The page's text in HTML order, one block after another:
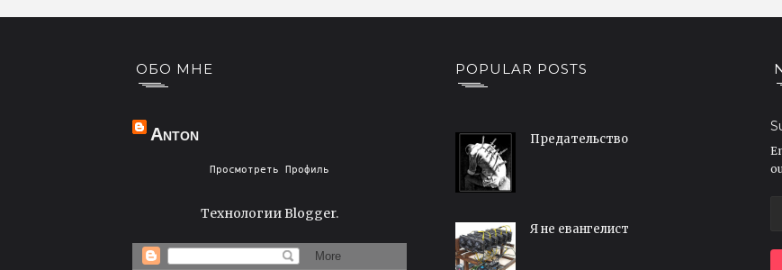
ОБО МНЕ
Anton
Просмотреть Профиль
ТехнологииBlogger.
POPULAR POSTS
Предательство
Я не евангелист